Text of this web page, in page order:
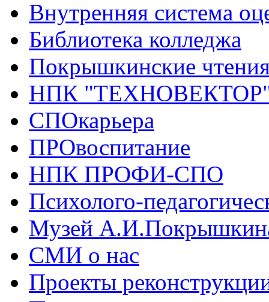
Внутренняя система
Библиотека колледжа
Покрышкинские
НПК
СПОкарьера
ПРОвоспитание
НПК ПРОФИ-СПО
Психолого-
Музей
СМИ о нас
Проекты